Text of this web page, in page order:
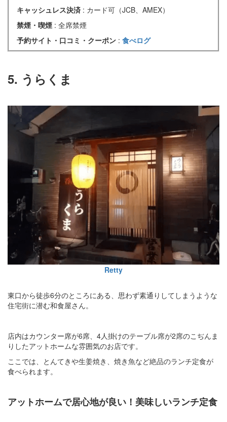
キャッシュレス決済 : カード可（JCB、AMEX）
禁煙・喫煙 : 全席禁煙
予約サイト・口コミ・クーポン : 食べログ
5. うらくま
Retty
東口から徒歩6分のところにある、思わず素通りしてしまうような
住宅街に潜む和食屋さん。
店内はカウンター席が6席、4人掛けのテーブル席が2席のこぢんま
りしたアットホームな雰囲気のお店です。
ここでは、とんてきや生姜焼き、焼き魚など絶品のランチ定食が
食べられます。
アットホームで居心地が良い！美味しいランチ定食